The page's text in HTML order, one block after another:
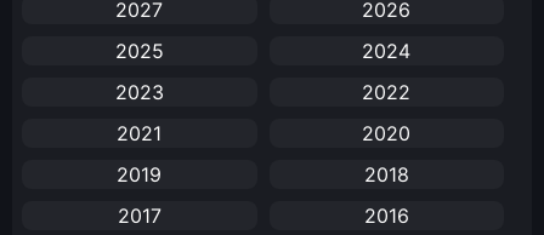
Anal (ประตูหลัง)
Animation การ์ตูน
Animation อนิเมะ
2027
2026
2025
2024
2023
2022
2021
2020
2019
2018
2017
2016